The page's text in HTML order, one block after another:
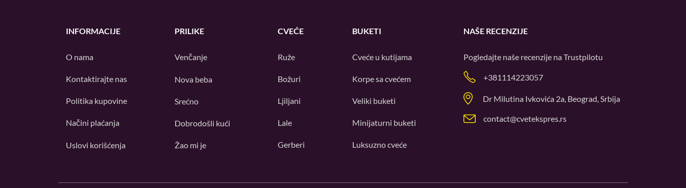
INFORMACIJE
O nama
Kontaktirajte nas
Politika kupovine
Načini plaćanja
Uslovi korišćenja
PRILIKE
Venčanje
Nova beba
Srećno
Dobrodošli kući
Žao mi je
CVEĆE
Ruže
Božuri
Ljiljani
Lale
Gerberi
BUKETI
Cveće u kutijama
Korpe sa cvećem
Veliki buketi
Minijaturni buketi
Luksuzno cveće
NAŠE RECENZIJE
Pogledajte naše recenzije naTrustpilotu
+381114223057
Dr Milutina Ivkovića 2a, Beograd, Srbija
contact@cvetekspres.rs